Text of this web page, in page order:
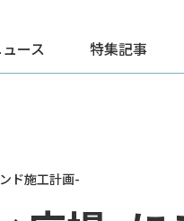
ース 特集記事
ド施工計画-